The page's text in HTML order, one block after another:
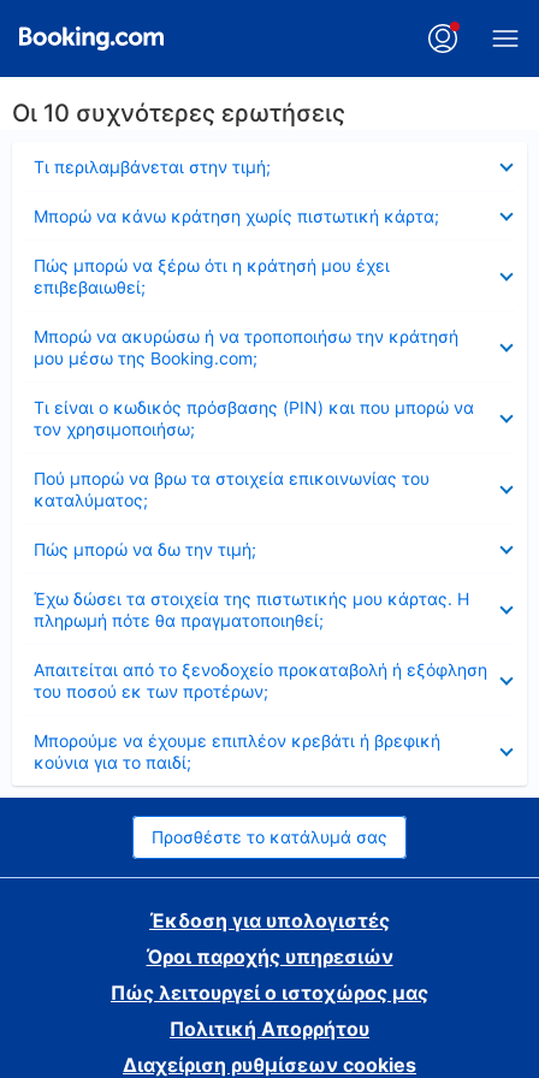
Οι 10 συχνότερες ερωτήσεις
Τι περιλαμβάνεται στην τιμή;
Μπορώ να κάνω κράτηση χωρίς πιστωτική κάρτα;
Πώς μπορώ να ξέρω ότι η κράτησή μου έχει
επιβεβαιωθεί;
Μπορώ να ακυρώσω ή να τροποποιήσω την κράτησή
μου μέσω της Booking.com;
Τι είναι ο κωδικός πρόσβασης (PIN) και που μπορώ να
τον χρησιμοποιήσω;
Πού μπορώ να βρω τα στοιχεία επικοινωνίας του
καταλύματος;
Πώς μπορώ να δω την τιμή;
Έχω δώσει τα στοιχεία της πιστωτικής μου κάρτας. Η
πληρωμή πότε θα πραγματοποιηθεί;
Απαιτείται από το ξενοδοχείο προκαταβολή ή εξόφληση
του ποσού εκ των προτέρων;
Μπορούμε να έχουμε επιπλέον κρεβάτι ή βρεφική
κούνια για το παιδί;
Προσθέστε το κατάλυμά σας
Έκδοση για υπολογιστές
Όροι παροχής υπηρεσιών
Πώς λειτουργεί ο ιστοχώρος μας
Πολιτική Απορρήτου
Διαχείριση ρυθμίσεων cookies